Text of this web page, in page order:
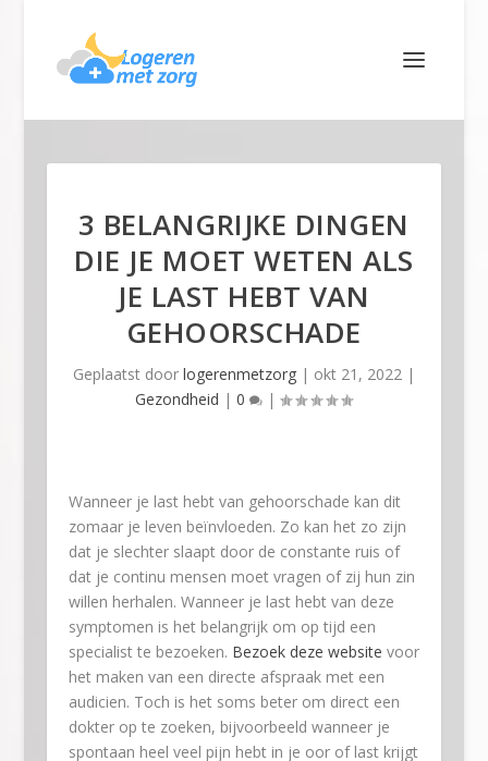
3 BELANGRIJKE DINGEN
DIE JE MOET WETEN ALS
JE LAST HEBT VAN
GEHOORSCHADE
Geplaatst door logerenmetzorg| okt 21, 2022|
Gezondheid |0 |
Wanneer je last hebt van gehoorschade kan dit
zomaar je leven beïnvloeden. Zo kan het zo zijn
dat je slechter slaapt door de constante ruis of
dat je continu mensen moet vragen of zij hun zin
willen herhalen. Wanneer je last hebt van deze
symptomen is het belangrijk om op tijd een
specialist te bezoeken. Bezoek deze website voor
het maken van een directe afspraak met een
audicien. Toch is het soms beter om direct een
dokter op te zoeken, bijvoorbeeld wanneer je
spontaan heel veel pijn hebt in je oor of last krijgt